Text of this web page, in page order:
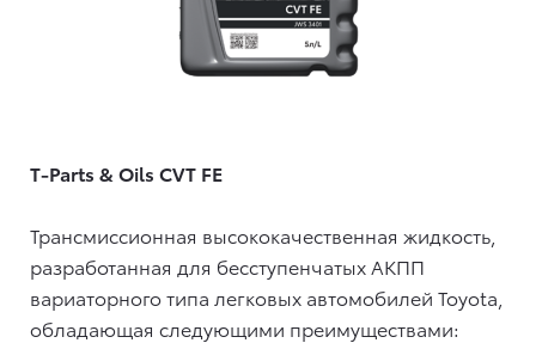
T-Parts & Oils CVT FE
Трансмиссионная высококачественная жидкость,
разработанная для бесступенчатых АКПП
вариаторного типа легковых автомобилей Toyota,
обладающая следующими преимуществами: